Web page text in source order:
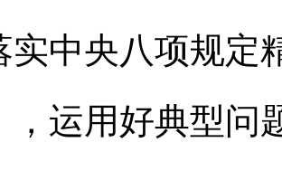
实中央八项规定
，运用好典型问